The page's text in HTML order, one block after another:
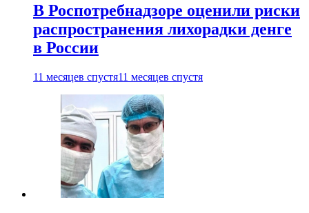
В Роспотребнадзоре оценили риски
распространения лихорадки денге
в России
11 месяцев спустя11 месяцев спустя